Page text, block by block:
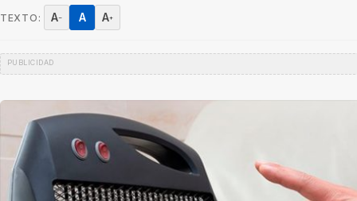
TEXTO: A− A A+